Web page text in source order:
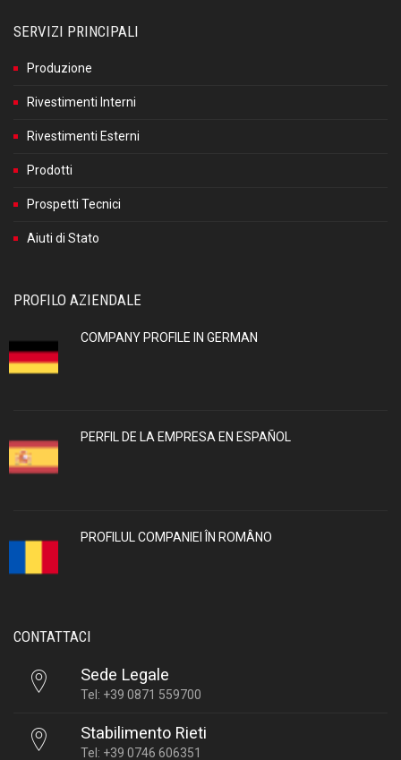
SERVIZI PRINCIPALI
Produzione
Rivestimenti Interni
Rivestimenti Esterni
Prodotti
Prospetti Tecnici
Aiuti di Stato
PROFILO AZIENDALE
COMPANY PROFILE IN GERMAN
PERFIL DE LA EMPRESA EN ESPAÑOL
PROFILUL COMPANIEI ÎN ROMÂNO
CONTATTACI
Sede Legale
Tel: +39 0871 559700
Stabilimento Rieti
Tel: +39 0746 606351